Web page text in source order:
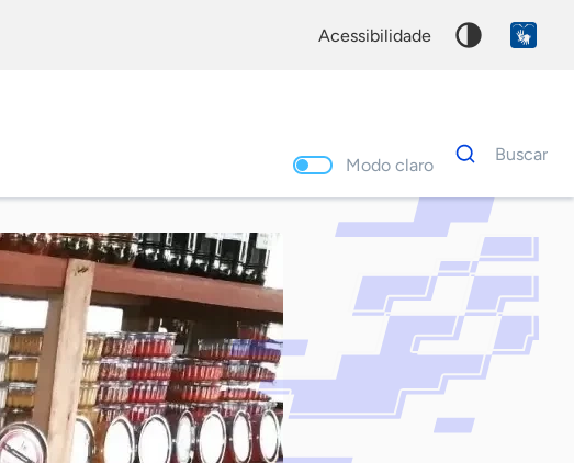
acessibilidade
Modo claro
Dados
para
Buscar
Palavra
chave